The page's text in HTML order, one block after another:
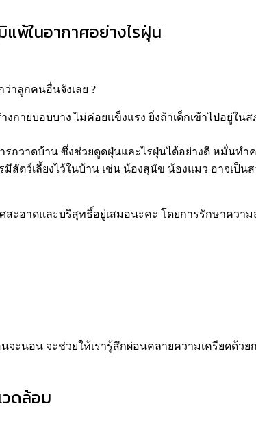
แพ้ในอากาศอย่างไรฝุ่น
าลูกคนอื่นจังเลย ?
ายบอบบาง ไม่ค่อยเเข็งแรง ยิ่งถ้าเด็กเข้าไปอยู่ใ
วาดบ้าน ซึ่งช่วยดูดฝุ่นและไรฝุ่นได้อย่างดี หมั่นท
ว์เลี้ยงไว้ในบ้าน เช่น น้องสุนัข น้องแมว อาจเป็
าดและบริสุทธิ์อยู่เสมอนะคะ โดยการรักษาความส
อนจะนอน จะช่วยให้เรารู้สึกผ่อนคลายความเครีย
วดล้อม